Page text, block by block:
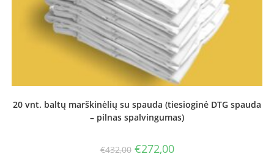
20 vnt. baltų marškinėlių su spauda (tiesioginė DTG spauda
– pilnas spalvingumas)
€432,00 Original
price
€272,00Current
price